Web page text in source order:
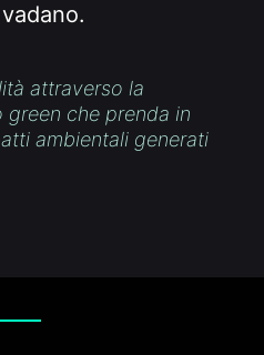
attraverso la
green che prenda in
ambientali generati